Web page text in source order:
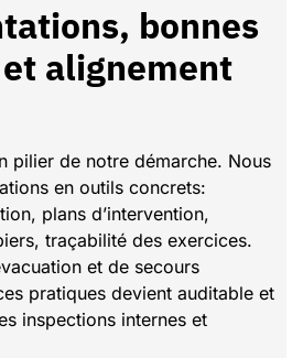
bonnes
alignement
pilier de notre démarche. Nous
en outils concrets:
plans d’intervention,
traçabilité des exercices.
et de secours
pratiques devient auditable et
inspections internes et